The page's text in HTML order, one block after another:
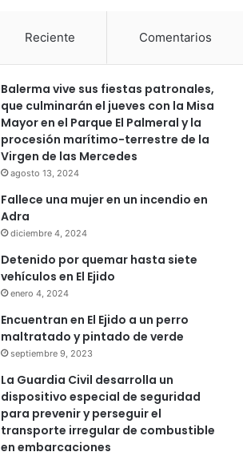
Reciente Comentarios
Balerma vive sus fiestas patronales,
que culminarán el jueves con la Misa
Mayor en el Parque El Palmeral y la
procesión marítimo-terrestre de la
Virgen de las Mercedes
agosto 13, 2024
Fallece una mujer en un incendio en
Adra
diciembre 4, 2024
Detenido por quemar hasta siete
vehículos en El Ejido
enero 4, 2024
Encuentran en El Ejido a un perro
maltratado y pintado de verde
septiembre 9, 2023
La Guardia Civil desarrolla un
dispositivo especial de seguridad
para prevenir y perseguir el
transporte irregular de combustible
en embarcaciones